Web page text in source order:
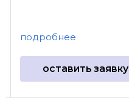
подробнее
оставить заявку